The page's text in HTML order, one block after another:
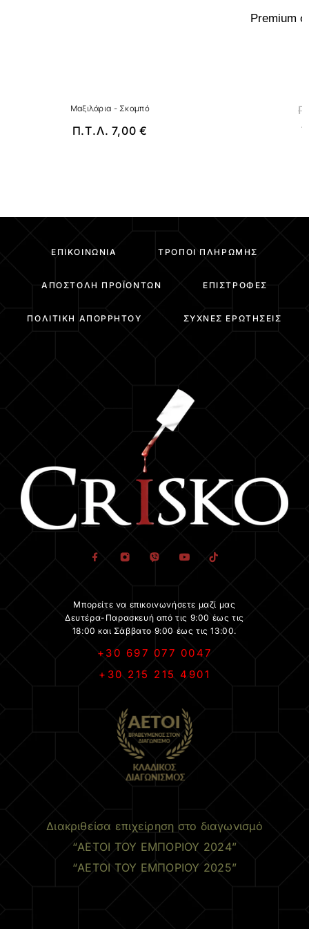
Μαξιλάρια - Σκαμπό
Π.Τ.Λ.7,00€
Premium
ΕΠΙΚΟΙΝΩΝΊΑ ΤΡΌΠΟΙ ΠΛΗΡΩΜΉΣ
ΑΠΟΣΤΟΛΉ ΠΡΟΪΌΝΤΩΝ ΕΠΙΣΤΡΟΦΈΣ
ΠΟΛΙΤΙΚΉ ΑΠΟΡΡΉΤΟΥ ΣΥΧΝΈΣ ΕΡΩΤΉΣΕΙΣ
Μπορείτε να επικοινωνήσετε μαζί μας
Δευτέρα-Παρασκευή από τις 9:00 έως τις
18:00 και Σάββατο 9:00 έως τις 13:00.
+30 697 077 0047
+30 215 215 4901
Διακριθείσα επιχείρηση στο διαγωνισμό
“ΑΕΤΟΙ ΤΟΥ ΕΜΠΟΡΙΟΥ 2024”
“ΑΕΤΟΙ ΤΟΥ ΕΜΠΟΡΙΟΥ 2025”